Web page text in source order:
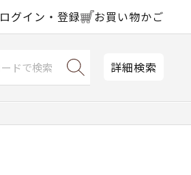
ログイン・登録 お買い物かご
詳細検索